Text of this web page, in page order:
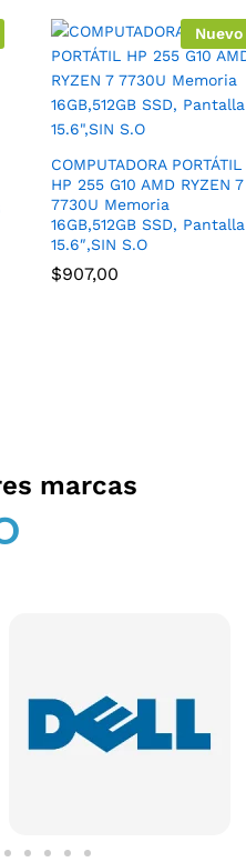
Nuevo
COMPUTADORA PORTÁTIL
HP 255 G10 AMD RYZEN 7
7730U Memoria
16GB,512GB SSD, Pantalla
15.6″,SIN S.O
$907,00
marcas